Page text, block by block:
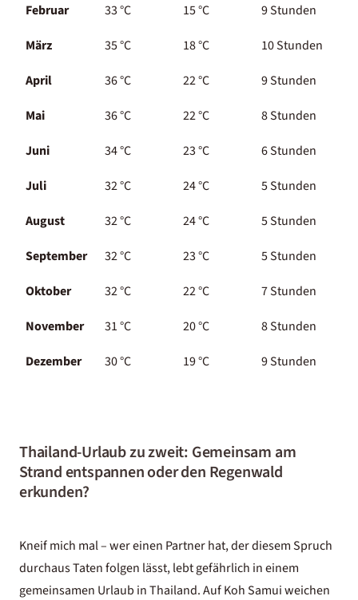
Februar
33 °C 15 °C
9 Stunden
März
35 °C 18 °C
10 Stunden
April
36 °C 22 °C
9 Stunden
Mai
36 °C 22 °C
8 Stunden
Juni
34 °C 23 °C
6 Stunden
Juli
32 °C 24 °C
5 Stunden
August
32 °C 24 °C
5 Stunden
September
32 °C 23 °C
5 Stunden
Oktober
32 °C 22 °C
7 Stunden
November
31 °C 20 °C
8 Stunden
Dezember
30 °C 19 °C 9 Stunden
Thailand-Urlaub zu zweit: Gemeinsam am
Strand entspannen oder den Regenwald
erkunden?
Kneif mich mal – wer einen Partner hat, der diesem Spruch
durchaus Taten folgen lässt, lebt gefährlich in einem
gemeinsamen Urlaub in Thailand. Auf Koh Samui weichen